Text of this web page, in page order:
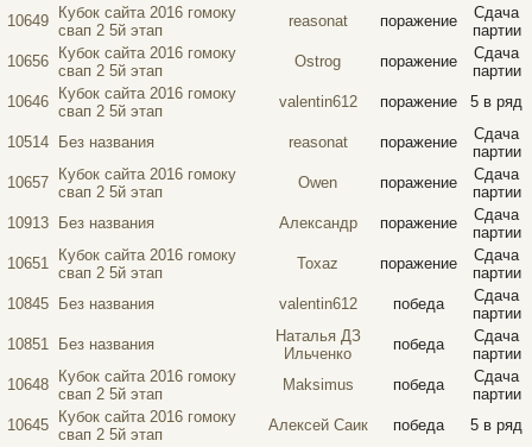
10649
Кубок сайта 2016 гомоку
свап 2 5й этап
reasonat поражение
Сдача
партии
10656
Кубок сайта 2016 гомоку
свап 2 5й этап
Ostrog поражение
Сдача
партии
10646
Кубок сайта 2016 гомоку
свап 2 5й этап
valentin612 поражение 5 в ряд
10514 Без названия reasonat поражение
Сдача
партии
10657
Кубок сайта 2016 гомоку
свап 2 5й этап
Owen поражение
Сдача
партии
10913
Без названия Александр поражение
Сдача
партии
10651
Кубок сайта 2016 гомоку
свап 2 5й этап
Toxaz поражение
Сдача
партии
10845
Без названия valentin612 победа
Сдача
партии
10851
Без названия
Наталья ДЗ
Ильченко
победа
Сдача
партии
10648
Кубок сайта 2016 гомоку
свап 2 5й этап
Maksimus победа
Сдача
партии
10645
Кубок сайта 2016 гомоку
свап 2 5й этап
Алексей Саик победа 5 в ряд